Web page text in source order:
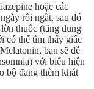
hoặc các
rồi ngắt, sau đó
thuốc (tăng dung
có thể tìm thấy giấc
bạn sẽ dễ
với biểu hiện
bộ đang thèm khát